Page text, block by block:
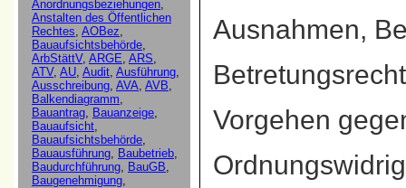
Ausnahmen,
Betretungsrecht
Vorgehen